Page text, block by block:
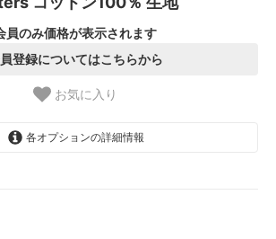
員のみ価格が表示されます
登録についてはこちらから
お気に入り
各オプションの詳細情報